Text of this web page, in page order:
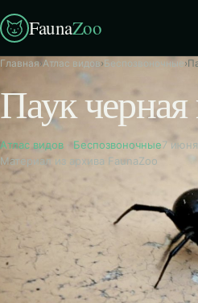
FaunaZoo
Главная›Атлас видов›Беспозвоночные›
Паук черная
Атлас видов Беспозвоночные7
Материал из архива FaunaZoo